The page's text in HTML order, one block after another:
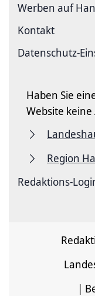
Werben auf
Kontakt
Datenschutz-
Haben Sie
Website
Region
Redaktions-
|